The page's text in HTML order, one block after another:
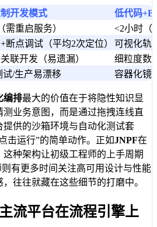
开发模式
低代码
需重启服务）
<2小时（
断点调试（平均2次定位）
可视化轨
联开发（易遗漏）
细粒度数
试/生产易漂移 容器化镜
编排最大的价值在于将隐性知识显
业务意图，而是通过拖拽连线直
供的沙箱环境与自动化测试套
击运行”的简单动作。正如JNPF在
种架构让初级工程师的上手周期
有更多时间关注高可用设计与性能
往往就藏在这些细节的打磨中。
流平台在流程引擎上